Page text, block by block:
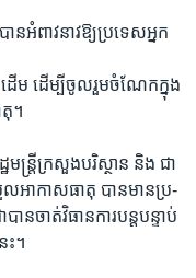
នអំពាវនាវឱ្យប្រទេសអ្នក
ើម ដើម្បីចូលរួមចំណែកក្នុង
តុ។
មន្រ្តីក្រសួងបរិស្ថាន និង ជា
លអាកាសធាតុ បានមានប្រ-
ានចាត់វិធានការបន្តបន្ទាប់
ះ។